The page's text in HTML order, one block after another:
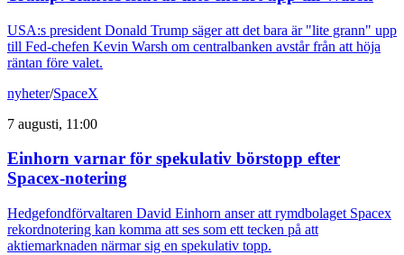
USA:s president Donald Trump säger att det bara är "lite grann" upp
till Fed-chefen Kevin Warsh om centralbanken avstår från att höja
räntan före valet.
nyheter/SpaceX
7 augusti, 11:00
Einhorn varnar för spekulativ börstopp efter
Spacex-notering
Hedgefondförvaltaren David Einhorn anser att rymdbolaget Spacex
rekordnotering kan komma att ses som ett tecken på att
aktiemarknaden närmar sig en spekulativ topp.